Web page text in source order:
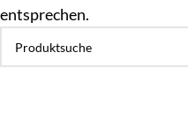
entsprechen.